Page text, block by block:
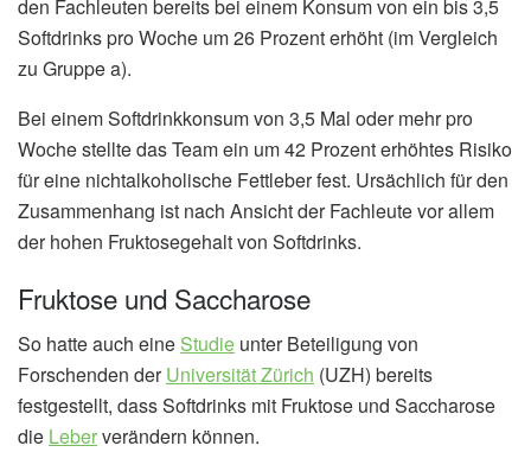
den Fachleuten bereits bei einem Konsum von ein bis 3,5
Softdrinks pro Woche um 26 Prozent erhöht (im Vergleich
zu Gruppe a).
Bei einem Softdrinkkonsum von 3,5 Mal oder mehr pro
Woche stellte das Team ein um 42 Prozent erhöhtes Risiko
für eine nichtalkoholische Fettleber fest. Ursächlich für den
Zusammenhang ist nach Ansicht der Fachleute vor allem
der hohen Fruktosegehalt von Softdrinks.
Fruktose und Saccharose
So hatte auch eine Studie unter Beteiligung von
Forschenden derUniversität Zürich (UZH) bereits
festgestellt, dass Softdrinks mit Fruktose und Saccharose
die Leberverändern können.